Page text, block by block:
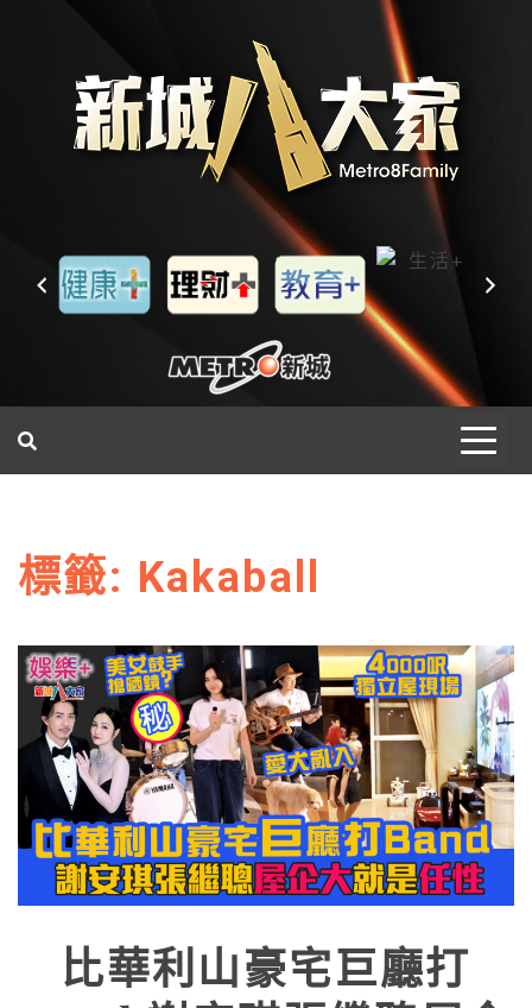
標籤: Kakaball
比華利山豪宅巨廳打